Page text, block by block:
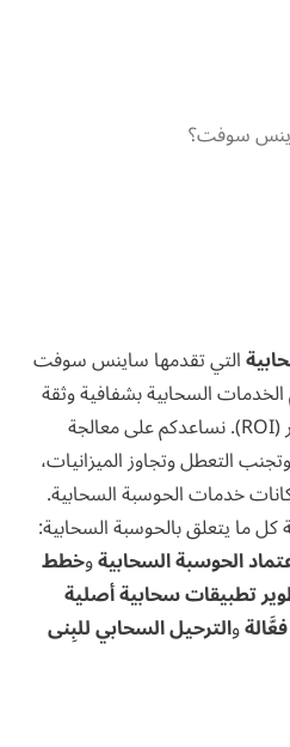
سوفت؟
التي تقدمها ساينس سوفت
الخدمات السحابية بشفافية وثقة
تامة وبأعلى عائد على الاستثمار (ROI). نساعدكم على معالجة
التعطل وتجاوز الميزانيات،
خدمات الحوسبة السحابية.
ما يتعلق بالحوسبة السحابية:
الحوسبة السحابيةوخطط
تطبيقات سحابية أصلية
فعَّالةوالترحيل السحابي للبِنى